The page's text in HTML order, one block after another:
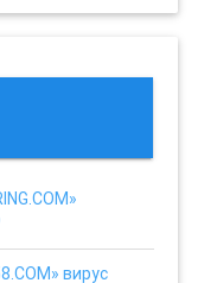
вирус